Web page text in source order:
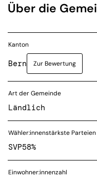
Über die
Kanton
Bern Zur Bewertung
Art der Gemeinde
Ländlich
Wähler:innenstärkste
SVP58%
Einwohner:innenzahl